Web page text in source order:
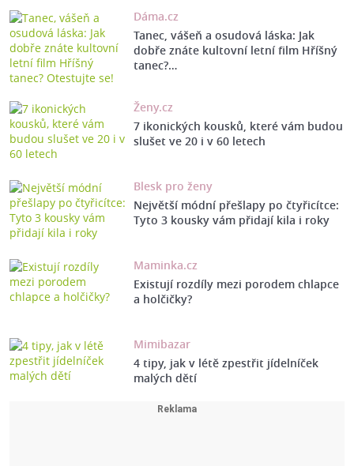
Dáma.cz
Tanec, vášeň a osudová láska: Jak
dobře znáte kultovní letní film Hříšný
tanec?…
Ženy.cz
7 ikonických kousků, které vám budou
slušet ve 20 i v 60 letech
Blesk pro ženy
Největší módní přešlapy po čtyřicítce:
Tyto 3 kousky vám přidají kila i roky
Maminka.cz
Existují rozdíly mezi porodem chlapce
a holčičky?
Mimibazar
4 tipy, jak v létě zpestřit jídelníček
malých dětí